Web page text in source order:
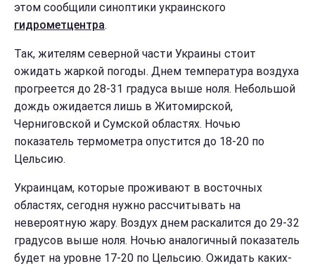
этом сообщили синоптики украинского
гидрометцентра.
Так, жителям северной части Украины стоит
ожидать жаркой погоды. Днем температура воздуха
прогреется до 28-31 градуса выше ноля. Небольшой
дождь ожидается лишь в Житомирской,
Черниговской и Сумской областях. Ночью
показатель термометра опустится до 18-20 по
Цельсию.
Украинцам, которые проживают в восточных
областях, сегодня нужно рассчитывать на
невероятную жару. Воздух днем раскалится до 29-32
градусов выше ноля. Ночью аналогичный показатель
будет на уровне 17-20 по Цельсию. Ожидать каких-